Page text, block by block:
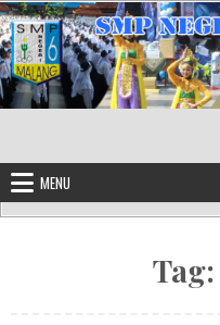
Skip to content
MENU
Tag: